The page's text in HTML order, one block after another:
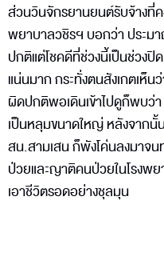
ส่วนวินจักรยานยนต์รับจ้างที่
พยาบาลวชิรฯ บอกว่า ประม
ปกติแต่โชคดีที่ช่วงนี้เป็นช่วงปิ
แน่นมาก กระทั่งตนสังเกตเห็
ผิดปกติพอเดินเข้าไปดูก็พบว่
เป็นหลุมขนาดใหญ่ หลังจาก
สน.สามเสน ก็พังโค่นลงมาจน
ป่วยและญาติคนป่วยในโรงพย
เอาชีวิตรอดอย่างชุลมุน